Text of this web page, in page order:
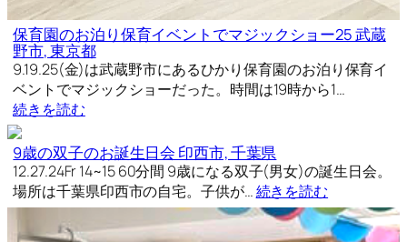
保育園のお泊り保育イベントでマジックショー25 武蔵
野市, 東京都
9.19.25(金)は武蔵野市にあるひかり保育園のお泊り保育イ
ベントでマジックショーだった。時間は19時から1…
続きを読む
9歳の双子のお誕生日会 印西市, 千葉県
12.27.24Fr 14~15 60分間 9歳になる双子(男女)の誕生日会。
場所は千葉県印西市の自宅。子供が…続きを読む